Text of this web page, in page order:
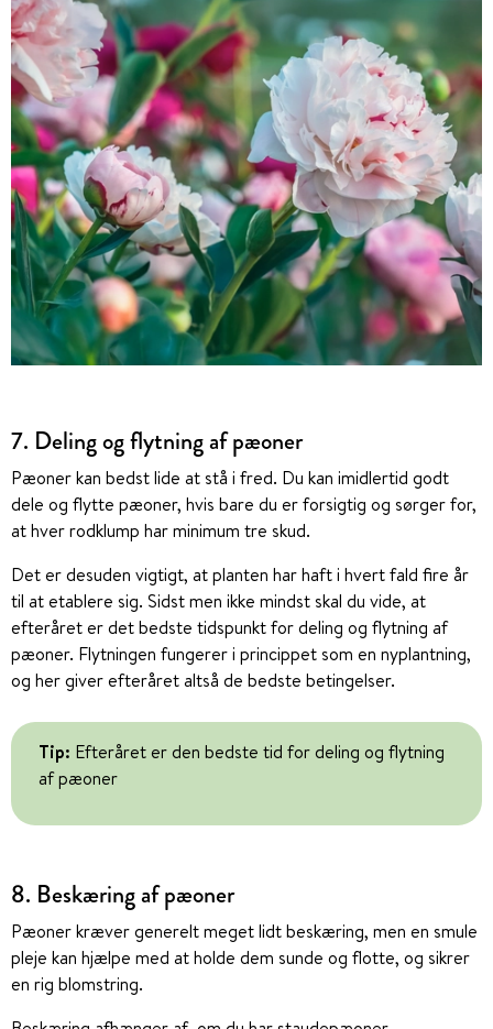
7. Deling og flytning af pæoner
Pæoner kan bedst lide at stå i fred. Du kan imidlertid godt
dele og flytte pæoner, hvis bare du er forsigtig og sørger for,
at hver rodklump har minimum tre skud.
Det er desuden vigtigt, at planten har haft i hvert fald fire år
til at etablere sig. Sidst men ikke mindst skal du vide, at
efteråret er det bedste tidspunkt for deling og flytning af
pæoner. Flytningen fungerer i princippet som en nyplantning,
og her giver efteråret altså de bedste betingelser.
Tip: Efteråret er den bedste tid for deling og flytning
af pæoner
8. Beskæring af pæoner
Pæoner kræver generelt meget lidt beskæring, men en smule
pleje kan hjælpe med at holde dem sunde og flotte, og sikrer
en rig blomstring.